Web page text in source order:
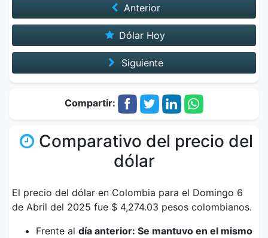
Anterior
Dólar Hoy
Siguiente
Compartir:
Comparativo del precio del
dólar
El precio del dólar en Colombia para el Domingo 6
de Abril del 2025 fue $ 4,274.03 pesos colombianos.
Frente al día anterior: Se mantuvo en el mismo